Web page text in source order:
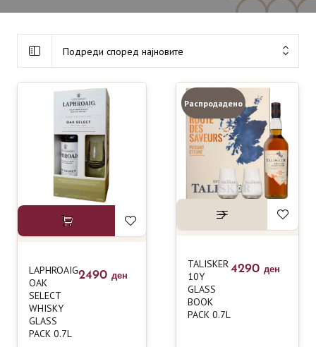
Подреди според најновите
LAPHROAIG
OAK
SELECT
WHISKY
GLASS
PACK 0.7L
2490 ден
Распродадено
TALISKER
10Y
GLASS
BOOK
PACK 0.7L
4290 ден